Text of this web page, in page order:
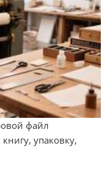
файл
упаковку,